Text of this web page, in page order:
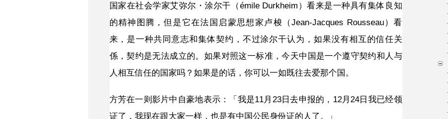
国家在社会学家艾弥尔・涂尔干（émile Durkheim）看来是一种具有集体良知
的精神图腾，但是它在法国启蒙思想家卢梭（Jean-Jacques Rousseau）看
来，是一种共同意志和集体契约，不过涂尔干认为，如果没有相互的信任关
係，契约是无法成立的。如果对照这一标准，今天中国是一个遵守契约和人与
人相互信任的国家吗？如果是的话，你可以一如既往去爱那个国。
方芳在一则影片中自豪地表示：「我是11月23日去申报的，12月24日我已经领
证了，我现在跟大家一样，也是有中国公民身份证的人了。」